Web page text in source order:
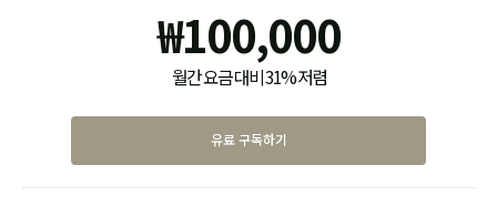
₩100,000
월간 요금 대비 31% 저렴
유료 구독하기